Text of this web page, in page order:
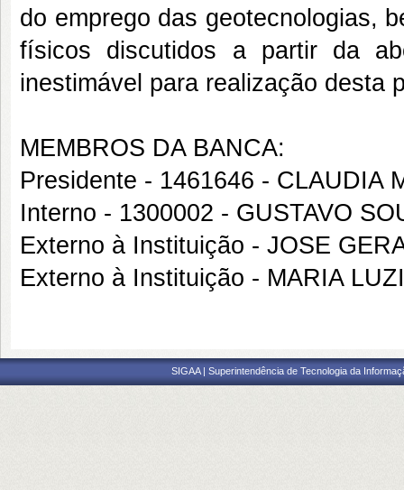
do emprego das geotecnologias,
físicos discutidos a partir da
inestimável para realização desta
MEMBROS DA BANCA:
Presidente - 1461646 - CLAUDIA
Interno - 1300002 - GUSTAVO
Externo à Instituição - JOSE
Externo à Instituição - MARIA
SIGAA | Superintendência de Tecnologia da